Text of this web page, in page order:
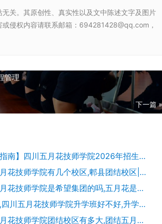
关。其原创性、真实性以及文中陈述文字及图片
侵权内容请联系邮箱：694281428@qq.com，
管理
下一篇 »
【报考指南】四川五月花技师学院2026年招生简章及学费表
四川五月花技师学院有几个校区,郫县团结校区|金堂校区|康定分校
四川五月花技师学院是希望集团的吗,五月花是哪个集团的
升学班,四川五月花技师学院升学班好不好,升学率高吗|升学保障
四川五月花技师学院团结校区有多大,团结五月花有多少学生